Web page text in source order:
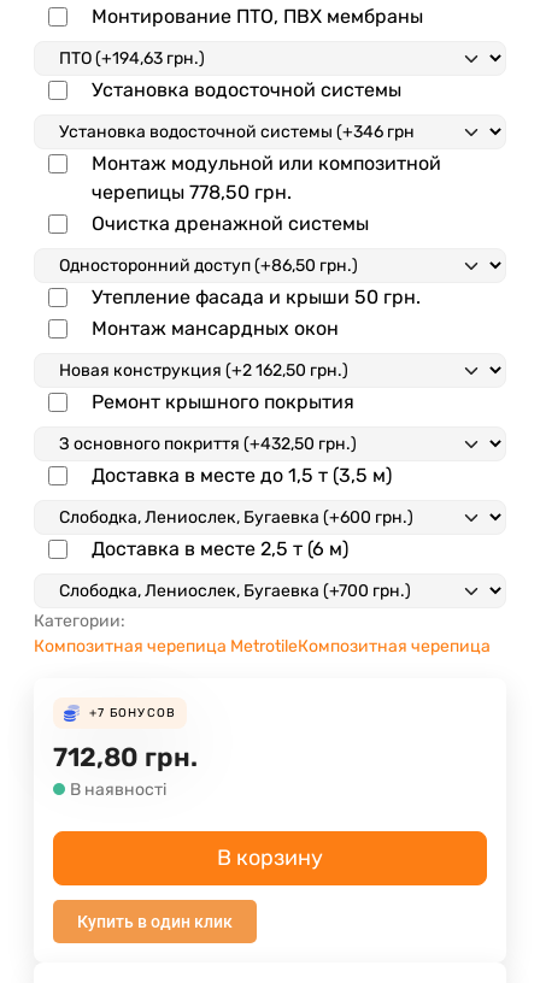
Монтирование ПТО, ПВХ мембраны
Установка водосточной системы
Монтаж модульной или композитной
черепицы 778,50 грн.
Очистка дренажной системы
Утепление фасада и крыши 50 грн.
Монтаж мансардных окон
Ремонт крышного покрытия
Доставка в месте до 1,5 т (3,5 м)
Доставка в месте 2,5 т (6 м)
Категории:
Композитная черепица MetrotileКомпозитная черепица
+7 БОНУСОВ
712,80 грн.
В наявності
В корзину
Купить в один клик